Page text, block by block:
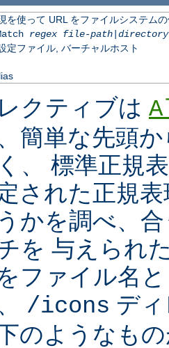
を使って URL をファイルシステム
regex file-path|
定ファイル, バーチャルホスト
クティブは
簡単な先頭
、 標準正規
された正規
かを調べ、
を 与えられ
ファイル名
/icons デ
のようなも